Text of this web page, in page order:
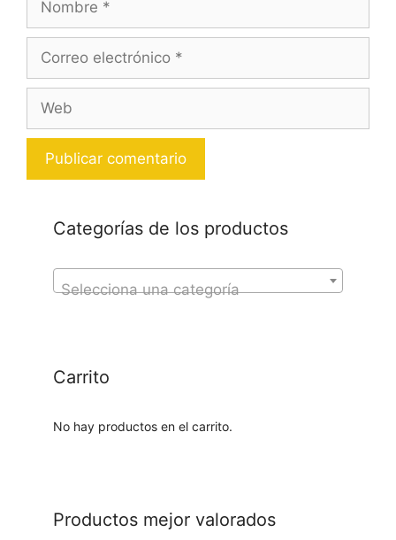
Correo
Web
Categorías de los productos
Selecciona una categoría
Carrito
No hay productos en el carrito.
Productos mejor valorados